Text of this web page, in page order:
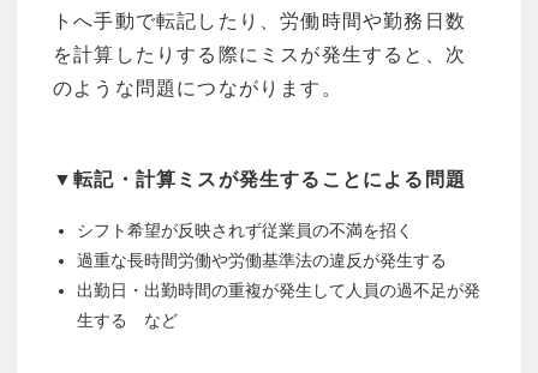
トへ手動で転記したり、労働時間や勤務日数
を計算したりする際にミスが発生すると、次
のような問題につながります。
▼転記・計算ミスが発生することによる問題
シフト希望が反映されず従業員の不満を招く
過重な長時間労働や労働基準法の違反が発生する
出勤日・出勤時間の重複が発生して人員の過不足が発
生する など